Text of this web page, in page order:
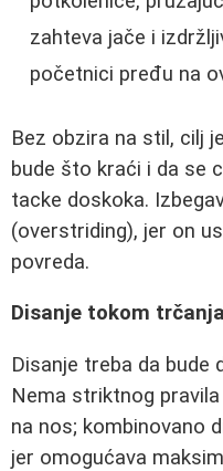
zahteva jače i
početnici pređu na
Bez obzira na stil, cilj
bude što kraći i da se
tacke doskoka.
(overstriding), jer on
povreda.
Disanje tokom trčanja
Disanje treba da bude
Nema striktnog
na nos; kombinovano
jer omogućava